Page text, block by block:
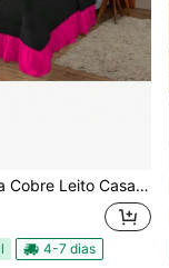
Queen Estampado ( Ele & Ela ) 03 Peças
4-7 dias